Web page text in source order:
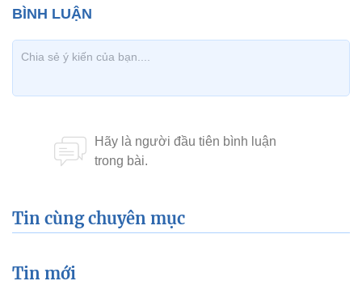
Tin cùng chuyên mục
Tin mới